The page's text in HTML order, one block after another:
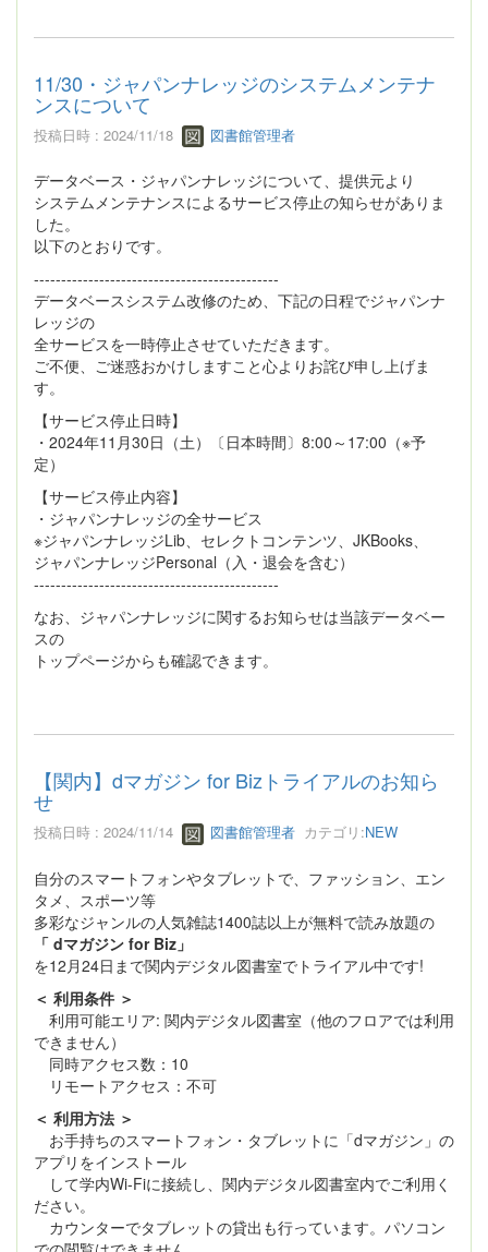
11/30・ジャパンナレッジのシステムメンテナ
ンスについて
投稿日時 : 2024/11/18 図書館管理者
データベース・ジャパンナレッジについて、提供元より
システムメンテナンスによるサービス停止の知らせがありま
した。
以下のとおりです。
---------------------------------------------
データベースシステム改修のため、下記の日程でジャパンナ
レッジの
全サービスを一時停止させていただきます。
ご不便、ご迷惑おかけしますこと心よりお詫び申し上げま
す。
【サービス停止日時】
・2024年11月30日（土）〔日本時間〕8:00～17:00（※予
定）
【サービス停止内容】
・ジャパンナレッジの全サービス
※ジャパンナレッジLib、セレクトコンテンツ、JKBooks、
ジャパンナレッジPersonal（入・退会を含む）
---------------------------------------------
なお、ジャパンナレッジに関するお知らせは当該データベー
スの
トップページからも確認できます。
【関内】dマガジン for Bizトライアルのお知ら
せ
投稿日時 : 2024/11/14 図書館管理者 カテゴリ:NEW
自分のスマートフォンやタブレットで、ファッション、エン
タメ、スポーツ等
多彩なジャンルの人気雑誌1400誌以上が無料で読み放題の
「 dマガジン for Biz」
を12月24日まで関内デジタル図書室でトライアル中です!
＜ 利用条件 ＞
利用可能エリア: 関内デジタル図書室（他のフロアでは利用
できません）
同時アクセス数：10
リモートアクセス：不可
＜ 利用方法 ＞
お手持ちのスマートフォン・タブレットに「dマガジン」の
アプリをインストール
して学内Wi-Fiに接続し、関内デジタル図書室内でご利用く
ださい。
カウンターでタブレットの貸出も行っています。パソコン